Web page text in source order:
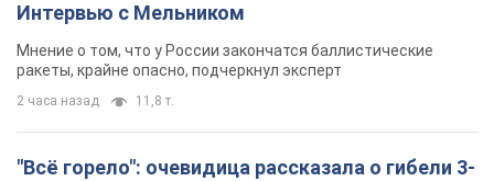
Интервью с Мельником
Мнение о том, что у России закончатся баллистические
ракеты, крайне опасно, подчеркнул эксперт
2 часа назад 11,8 т.
"Всё горело": очевидица рассказала о гибели 3-